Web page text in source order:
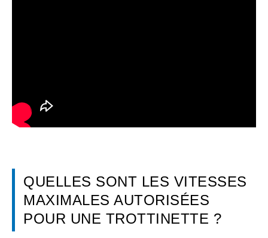
QUELLES SONT LES VITESSES
MAXIMALES AUTORISÉES
POUR UNE TROTTINETTE ?